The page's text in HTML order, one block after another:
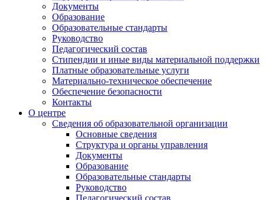
Документы
Образование
Образовательные стандарты
Руководство
Педагогический состав
Стипендии и иные виды материальной поддержки
Платные образовательные услуги
Материально-техническое обеспечение
Обеспечение безопасности
Контакты
О центре
Сведения об образовательной организации
Основные сведения
Структура и органы управления
Документы
Образование
Образовательные стандарты
Руководство
Педагогический состав